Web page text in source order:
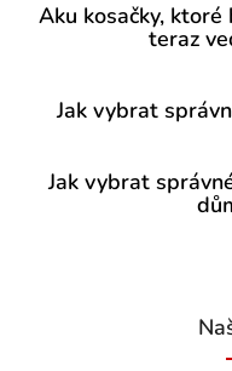
Aku kosačky,
teraz
Jak vybrat
Jak vybrat